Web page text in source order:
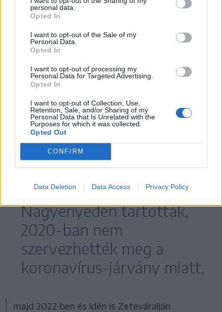
personal data.
Opted In
I want to opt-out of the Sale of my
Personal Data.
Opted In
I want to opt-out of processing my
Personal Data for Targeted Advertising.
Opted In
I want to opt-out of Collection, Use,
Retention, Sale, and/or Sharing of my
Personal Data that Is Unrelated with the
Purposes for which it was collected.
Opted Out
CONFIRM
Data Deletion Data Access Privacy Policy
Kató Béla református püspök is jelen volt a z
alkalommal szervezett, Válts irányt! elnevezésű
fesztiválon
FOTÓ: VÁLTS IRÁNYT - IKE FESZTIVÁL/FACEBOOK
felelevenítette, hogy
ez volt immár a hatodik, az
elsőt Szovátán szervezték
2012-ben, majd ugyanott
2016-ban. 2018-ban
Nagyenyeden tartották,
2020-ban nem
szervezhették meg a
koronavírus-járvány miatt,
majd 2022-ben és idén is Zeteváralján